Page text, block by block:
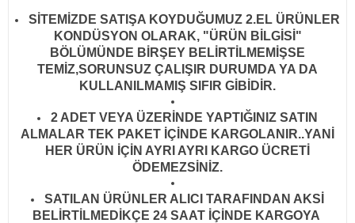
SİTEMİZDE SATIŞA KOYDUĞUMUZ 2.EL ÜRÜNLER
KONDÜSYON OLARAK, "ÜRÜN BİLGİSİ"
BÖLÜMÜNDE BİRŞEY BELİRTİLMEMİŞSE
TEMİZ,SORUNSUZ ÇALIŞIR DURUMDA YA DA
KULLANILMAMIŞ SIFIR GİBİDİR.
2 ADET VEYA ÜZERİNDE YAPTIĞINIZ SATIN
ALMALAR TEK PAKET İÇİNDE KARGOLANIR..YANİ
HER ÜRÜN İÇİN AYRI AYRI KARGO ÜCRETİ
ÖDEMEZSİNİZ.
SATILAN ÜRÜNLER ALICI TARAFINDAN AKSİ
BELİRTİLMEDİKÇE 24 SAAT İÇİNDE KARGOYA